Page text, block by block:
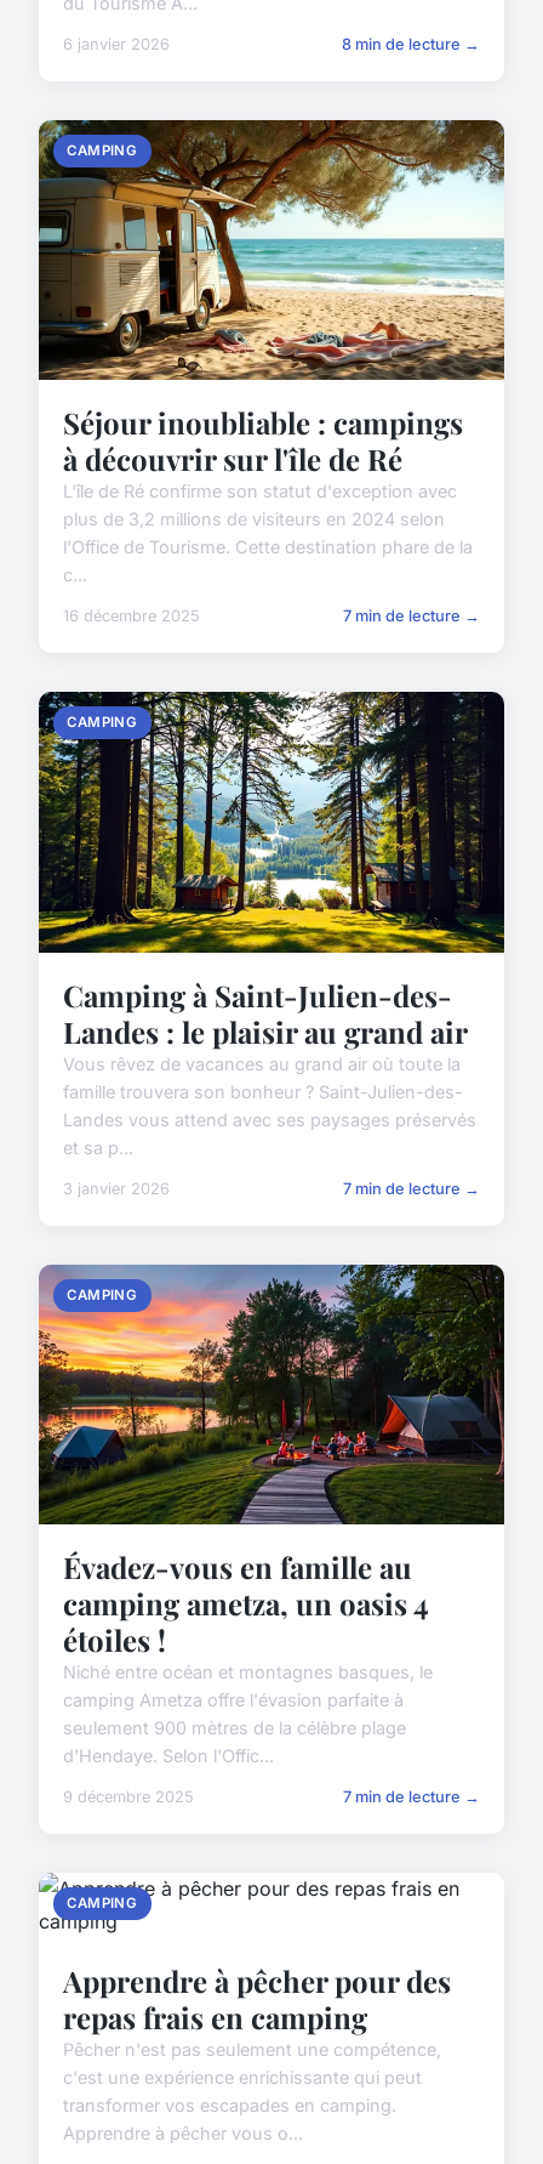
6 janvier 2026 8 min de lecture →
CAMPING
Séjour inoubliable : campings
à découvrir sur l'île de Ré
L'île de Ré confirme son statut d'exception avec
plus de 3,2 millions de visiteurs en 2024 selon
l'Office de Tourisme. Cette destination phare de la
c...
16 décembre 2025 7 min de lecture →
CAMPING
Camping à Saint-Julien-des-
Landes : le plaisir au grand air
Vous rêvez de vacances au grand air où toute la
famille trouvera son bonheur ? Saint-Julien-des-
Landes vous attend avec ses paysages préservés
et sa p...
3 janvier 2026 7 min de lecture →
CAMPING
Évadez-vous en famille au
camping ametza, un oasis 4
étoiles !
Niché entre océan et montagnes basques, le
camping Ametza offre l'évasion parfaite à
seulement 900 mètres de la célèbre plage
d'Hendaye. Selon l'Offic...
9 décembre 2025 7 min de lecture →
CAMPING
Apprendre à pêcher pour des
repas frais en camping
Pêcher n'est pas seulement une compétence,
c'est une expérience enrichissante qui peut
transformer vos escapades en camping.
Apprendre à pêcher vous o...